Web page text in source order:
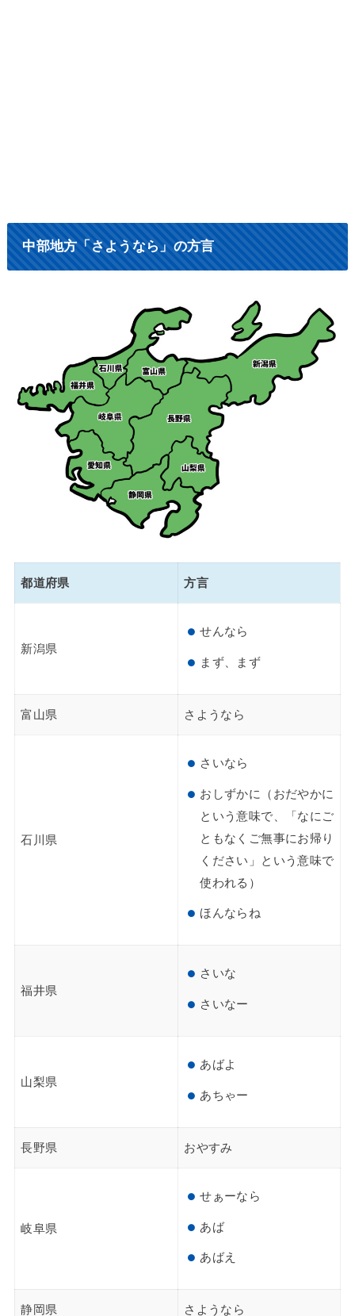
中部地方「さようなら」の方言
都道府県 方言
新潟県
せんなら
まず、まず
富山県 さようなら
石川県
さいなら
おしずかに（おだやかに
という意味で、「なにご
ともなくご無事にお帰り
ください」という意味で
使われる）
ほんならね
福井県
さいな
さいなー
山梨県
あばよ
あちゃー
長野県 おやすみ
岐阜県
せぁーなら
あば
あばえ
静岡県 さようなら